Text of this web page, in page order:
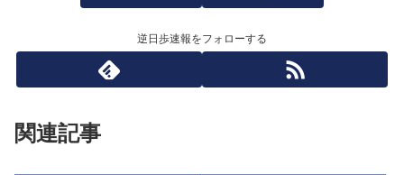
逆日歩速報をフォローする
関連記事